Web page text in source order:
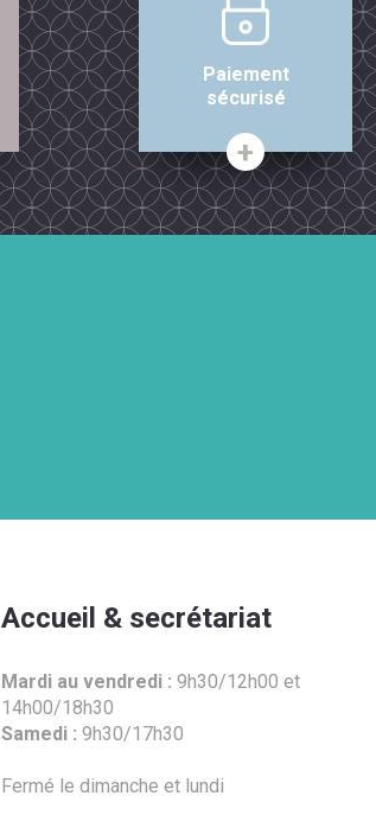
Paiement
sécurisé
Accueil & secrétariat
Mardi au vendredi : 9h30/12h00 et
14h00/18h30
Samedi : 9h30/17h30
Fermé le dimanche et lundi